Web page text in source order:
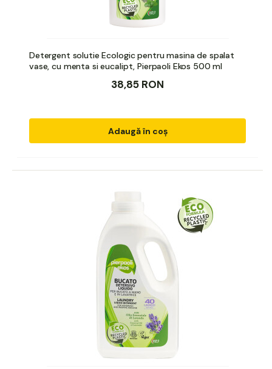
Detergent solutie Ecologic pentru masina de spalat
vase, cu menta si eucalipt, Pierpaoli Ekos 500 ml
38,85 RON
Adaugă în coș